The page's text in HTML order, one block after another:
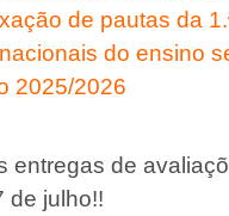
de pautas da
do ensino
2025/2026
entregas de
de julho!!